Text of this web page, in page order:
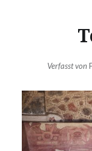
Verfasst von